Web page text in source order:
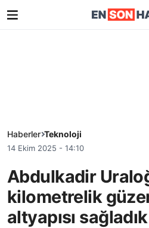
Haberler Teknoloji
14 Ekim 2025 - 14:10
Abdulkadir
kilometrelik
altyapısı sağladık